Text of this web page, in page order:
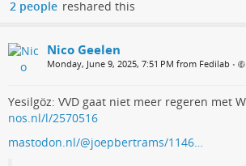
2 people reshared this
Nico Geelen
Monday, June 9, 2025, 7:51 PM from Fedilab •
Yesilgöz: VVD gaat niet meer regeren met
nos.nl/l/2570516
mastodon.nl/@joepbertrams/1146…